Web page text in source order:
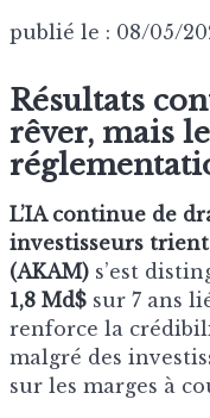
publié le : 08/05/
Résultats
rêver, mais
L’IA continue de
investisseurs
(AKAM) s’est
1,8 Md$ sur 7 ans
renforce la
malgré des
sur les marges à